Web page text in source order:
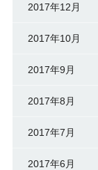
2017年12月
2017年10月
2017年9月
2017年8月
2017年7月
2017年6月